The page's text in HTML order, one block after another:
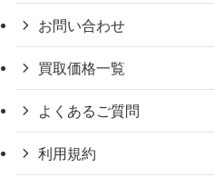
お問い合わせ
買取価格一覧
よくあるご質問
利用規約